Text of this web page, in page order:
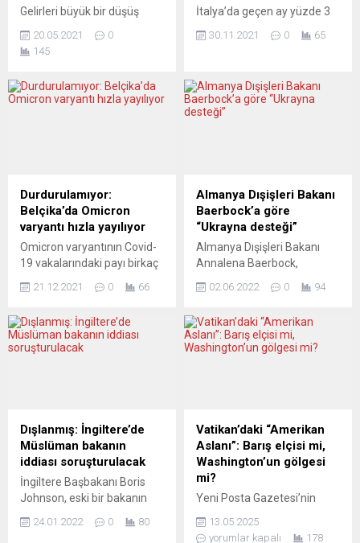
Gelirleri büyük bir düşüş
havaalanı çevresindeki
şirketlerde işten çıkarmalar
Hizmetleri çalışanları,
şirketin art arda çıkış verme
önünde eylem yaptı. Şirkette
çok sayıda Türk de çalışıyor.
Korona salgınından önce
yaklaşık 787 çalışanın
sayısını, geçici işçiler ve
daimi işçileri...
20.05.2021
0
145
İtalya’da geçen ay yüzde 3
fiyatlarının etkisiyle kasımda
ulaştı. İtalya Ulusal İstatistik
Enstitüsü (ISTAT), ülkede
kasımda piyasa
beklentilerinin çok üstünde...
30.11.2021 0 65
Durdurulamıyor:
Belçika’da Omicron
varyantı hızla yayılıyor
Omicron varyantının Covid-
19 vakalarındaki payı birkaç
kadar çıktı. Belçika’da
vakaları içinde Omicron
varyantı kaynaklı
vakalar içindeki payı
perşembe günü yüzde 6
iken, bu oran cuma günü
yüzde 10’a yükseldi.
Belçika’daki varyantları...
21.12.2021 0 66
Almanya Dışişleri Bakanı
Baerbock’a göre
“Ukrayna desteği”
Almanya Dışişleri Bakanı
Annalena Baerbock,
Ukrayna’yı destekleme
ihtiyaç duyduklarını söyledi.
Baerbock, Federal Mecliste
Vladimir Putin’in stratejisini
değiştirdiğini savunan
Baerbock, “İlk başta çok hızlı
şekilde yürüyüp Ukrayna’yı
her şey bitecekti....
02.06.2022 0 94
Dışlanmış: İngiltere’de
Müslüman bakanın
iddiası soruşturulacak
İngiltere Başbakanı Boris
Johnson, eski bir bakanın
görevden alındığına ilişkin
24.01.2022 0 80
Vatikan’daki “Amerikan
Aslanı”: Barış elçisi mi,
Washington’un gölgesi
mi?
Yeni Posta Gazetesi’nin
gerçekleşen çarpıcı bir
13.05.2025
yorumlar kapalı
178